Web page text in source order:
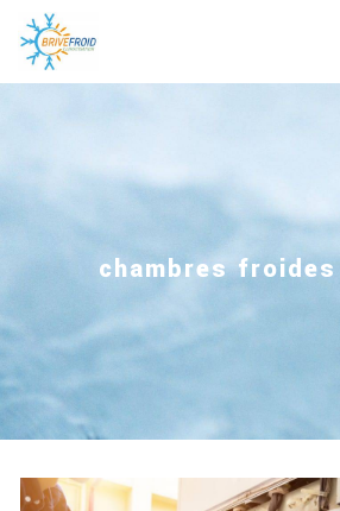
chambres
Panneau de gestion des cookies